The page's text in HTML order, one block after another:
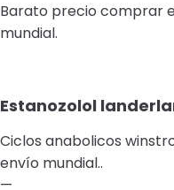
Barato precio comprar
mundial.
Estanozolol
Ciclos anabolicos
envío mundial..
—